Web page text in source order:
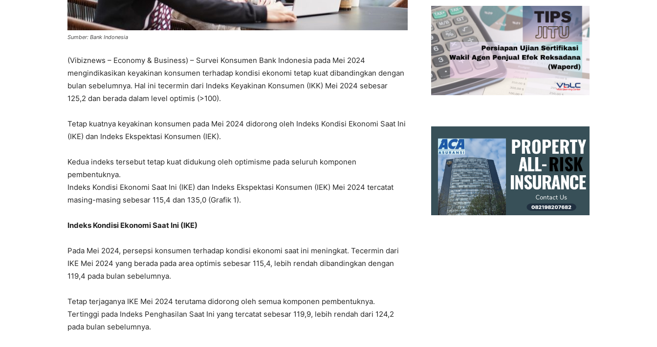
Sumber: Bank Indonesia
(Vibiznews – Economy & Business) – Survei Konsumen Bank Indonesia pada Mei 2024
mengindikasikan keyakinan konsumen terhadap kondisi ekonomi tetap kuat dibandingkan dengan
bulan sebelumnya. Hal ini tecermin dari Indeks Keyakinan Konsumen (IKK) Mei 2024 sebesar
125,2 dan berada dalam level optimis (>100).
Tetap kuatnya keyakinan konsumen pada Mei 2024 didorong oleh Indeks Kondisi Ekonomi Saat Ini
(IKE) dan Indeks Ekspektasi Konsumen (IEK).
Kedua indeks tersebut tetap kuat didukung oleh optimisme pada seluruh komponen
pembentuknya.
Indeks Kondisi Ekonomi Saat Ini (IKE) dan Indeks Ekspektasi Konsumen (IEK) Mei 2024 tercatat
masing-masing sebesar 115,4 dan 135,0 (Grafik 1).
Indeks Kondisi Ekonomi Saat Ini (IKE)
Pada Mei 2024, persepsi konsumen terhadap kondisi ekonomi saat ini meningkat. Tecermin dari
IKE Mei 2024 yang berada pada area optimis sebesar 115,4, lebih rendah dibandingkan dengan
119,4 pada bulan sebelumnya.
Tetap terjaganya IKE Mei 2024 terutama didorong oleh semua komponen pembentuknya.
Tertinggi pada Indeks Penghasilan Saat Ini yang tercatat sebesar 119,9, lebih rendah dari 124,2
pada bulan sebelumnya.